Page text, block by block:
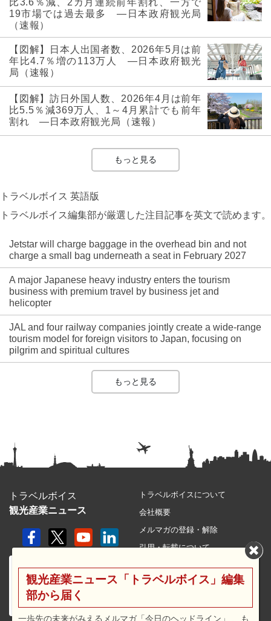
比3.6％減、2カ月連続前年割れ、一方で
19市場では過去最多 ―日本政府観光局
（速報）
【図解】日本人出国者数、2026年5月は前
年比4.7％増の113万人 ―日本政府観光
局（速報）
【図解】訪日外国人数、2026年4月は前年
比5.5％減369万人、1～4月累計でも前年
割れ ―日本政府観光局（速報）
もっと見る
トラベルボイス 英語版
トラベルボイス編集部が厳選した注目記事を英文で読めます。
Jetstar will charge baggage in the overhead bin and not
charge a small bag underneath a seat in February 2027
A major Japanese heavy industry enters the tourism
business with premium travel by business jet and
helicopter
JAL and four railway companies jointly create a wide-range
tourism model for foreign visitors to Japan, focusing on
pilgrim and spiritual cultures
もっと見る
トラベルボイス
観光産業ニュース
トラベルボイスについて
会社概要
メルマガの登録・解除
引用・転載について
利用規約
広告メニュー・料金
観光産業ニュース「トラベルボイス」編集
部から届く
一歩先の未来がみえるメルマガ「今日のヘッドライン」 、も